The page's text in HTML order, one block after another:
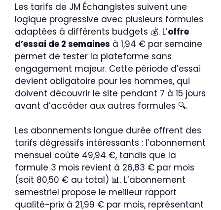
Les tarifs de JM Échangistes suivent une
logique progressive avec plusieurs formules
adaptées à différents budgets 💰. L’offre
d’essai de 2 semaines à 1,94 € par semaine
permet de tester la plateforme sans
engagement majeur. Cette période d’essai
devient obligatoire pour les hommes, qui
doivent découvrir le site pendant 7 à 15 jours
avant d’accéder aux autres formules 🔍.
Les abonnements longue durée offrent des
tarifs dégressifs intéressants : l’abonnement
mensuel coûte 49,94 €, tandis que la
formule 3 mois revient à 26,83 € par mois
(soit 80,50 € au total) 📊. L’abonnement
semestriel propose le meilleur rapport
qualité-prix à 21,99 € par mois, représentant